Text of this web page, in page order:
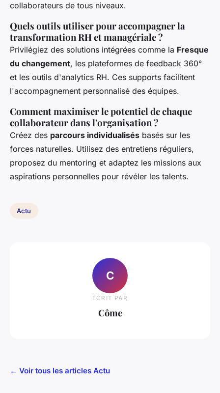
collaborateurs de tous niveaux.
Quels outils utiliser pour accompagner la
transformation RH et managériale ?
Privilégiez des solutions intégrées comme la Fresque
du changement, les plateformes de feedback 360°
et les outils d'analytics RH. Ces supports facilitent
l'accompagnement personnalisé des équipes.
Comment maximiser le potentiel de chaque
collaborateur dans l'organisation ?
Créez des parcours individualisés basés sur les
forces naturelles. Utilisez des entretiens réguliers,
proposez du mentoring et adaptez les missions aux
aspirations personnelles pour révéler les talents.
Actu
C
ECRIT PAR
Côme
← Voir tous les articles Actu